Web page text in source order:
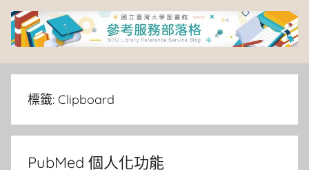
Skip
content
臺
灣
大
標籤: Clipboard
PubMed 個人化功能